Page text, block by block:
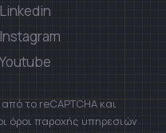
Linkedin
Instagram
Youtube
το reCAPTCHA και
όροι παροχής υπηρεσιών